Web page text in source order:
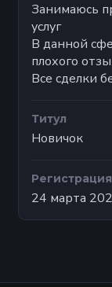
Занимаюсь
услуг
В данной
плохого
Все сделки
Титул
Новичок
Регистрация
24 марта